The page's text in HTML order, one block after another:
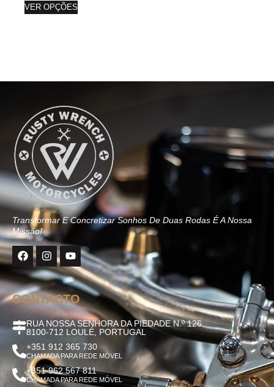
VER OPÇÕES
Transformar E Concretizar Sonhos De Duas Rodas É A Nossa
Missão!
CONTACTO
RUA NOSSA SENHORA DA PIEDADE N.º 126
8100-712 LOULÉ, PORTUGAL
+351 912 365 730
CHAMADA PARA REDE MÓVEL
+351 962 567 811
CHAMADA PARA REDE MÓVEL